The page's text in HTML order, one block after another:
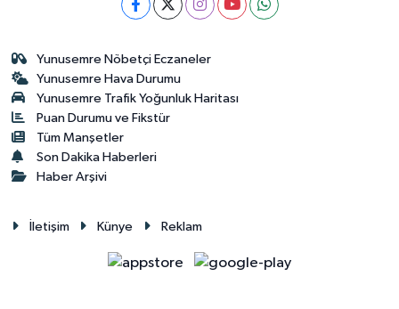
Yunusemre Nöbetçi Eczaneler
Yunusemre Hava Durumu
Yunusemre Trafik Yoğunluk Haritası
Puan Durumu ve Fikstür
Tüm Manşetler
Son Dakika Haberleri
Haber Arşivi
İletişim Künye Reklam